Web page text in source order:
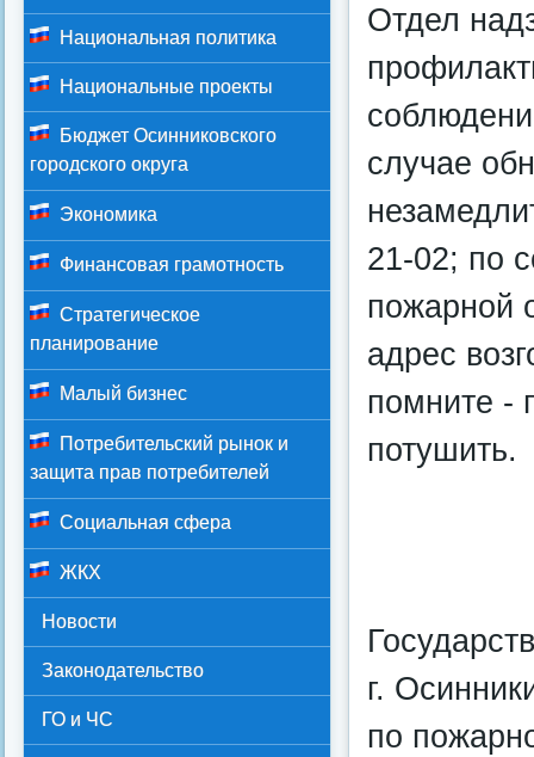
Отдел
случае
21-02; по
пожарной
адрес
помните -
потушить.
г.
по
Национальная политика
Национальные проекты
Бюджет Осинниковского
городского округа
Экономика
Финансовая грамотность
Стратегическое
планирование
Малый бизнес
Потребительский рынок и
защита прав потребителей
Социальная сфера
ЖКХ
Новости
Законодательство
ГО и ЧС